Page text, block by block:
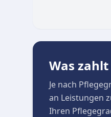
Was
Je nach
an Leistungen
Ihren